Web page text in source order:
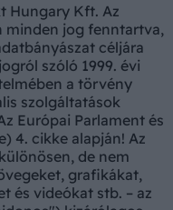
Hungary Kft. Az
minden jog fenntartva,
céljára
szóló 1999. évi
a törvény
szolgáltatások
Európai Parlament és
4. cikke alapján! Az
de nem
grafikákat,
és videókat stb. – az